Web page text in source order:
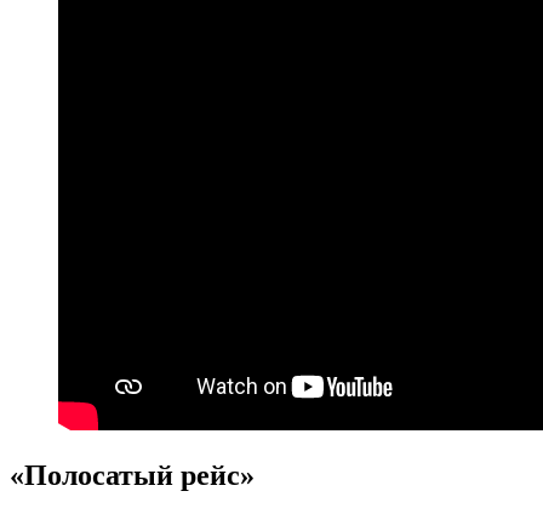
«Полосатый рейс»